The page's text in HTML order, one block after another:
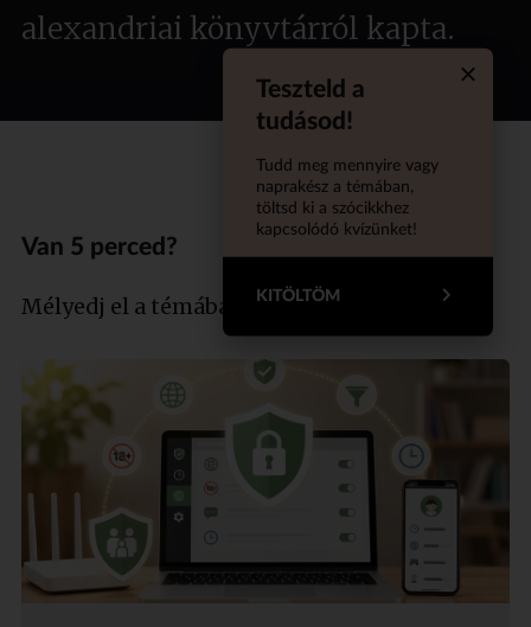
alexandriai könyvtárról kapta.
Teszteld a
tudásod!
Tudd meg mennyire vagy
naprakész a témában,
töltsd ki a szócikkhez
kapcsolódó kvízünket!
KITÖLTÖM
Van 5 perced?
Mélyedj el a témában szakértőnkkel!